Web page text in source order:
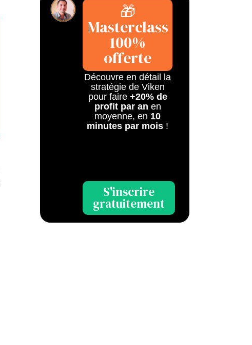
🎁
Masterclass
100%
offerte
Découvre en détail la
stratégie de Viken
pour faire +20% de
profit par an en
moyenne, en 10
minutes par mois !
S'inscrire
gratuitement